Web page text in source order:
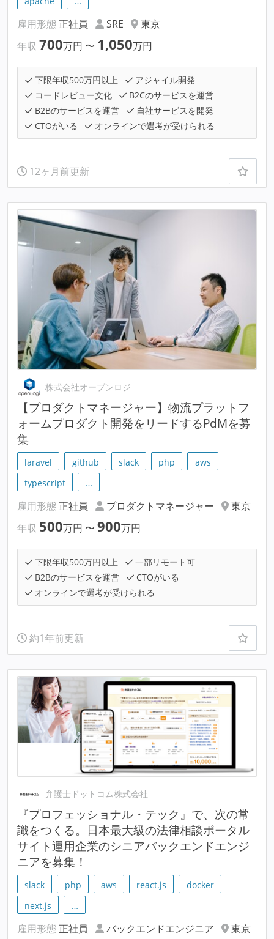
雇用形態 正社員 SRE
東京
年収 700万円 〜 1,050万円
下限年収500万円以上
アジャイル開発
コードレビュー文化
B2Cのサービスを運営
B2Bのサービスを運営
自社サービスを開発
CTOがいる
オンラインで選考が受けられる
12ヶ月前更新
株式会社オープンロジ
【プロダクトマネージャー】物流プラットフ
ォームプロダクト開発をリードするPdMを募
集
laravel github slack php
aws
typescript
…
雇用形態 正社員 プロダクトマネージャー
東京
年収 500万円 〜 900万円
下限年収500万円以上
一部リモート可
B2Bのサービスを運営
CTOがいる
オンラインで選考が受けられる
約1年前更新
弁護士ドットコム株式会社
『プロフェッショナル・テック』で、次の常
識をつくる。日本最大級の法律相談ポータル
サイト運用企業のシニアバックエンドエンジ
ニアを募集！
slack php aws react.js
docker
next.js
…
雇用形態 正社員 バックエンドエンジニア
東京